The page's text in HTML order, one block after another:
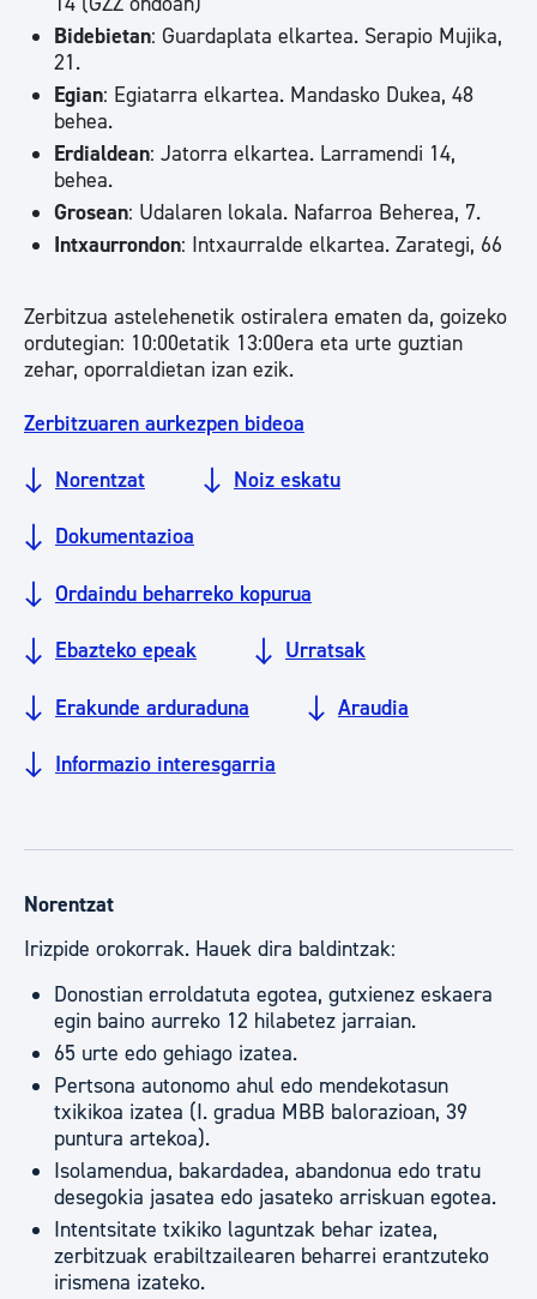
Bidebietan: Guardaplata elkartea. Serapio Mujika,
21.
Egian: Egiatarra elkartea. Mandasko Dukea, 48
behea.
Erdialdean: Jatorra elkartea. Larramendi 14,
behea.
Grosean: Udalaren lokala. Nafarroa Beherea, 7.
Intxaurrondon: Intxaurralde elkartea. Zarategi, 66
Zerbitzua astelehenetik ostiralera ematen da, goizeko
ordutegian: 10:00etatik 13:00era eta urte guztian
zehar, oporraldietan izan ezik.
Zerbitzuaren aurkezpen bideoa
Norentzat Noiz eskatu
Dokumentazioa
Ordaindu beharreko kopurua
Ebazteko epeak Urratsak
Erakunde arduraduna Araudia
Informazio interesgarria
Norentzat
Irizpide orokorrak. Hauek dira baldintzak:
Donostian erroldatuta egotea, gutxienez eskaera
egin baino aurreko 12 hilabetez jarraian.
65 urte edo gehiago izatea.
Pertsona autonomo ahul edo mendekotasun
txikikoa izatea (I. gradua MBB balorazioan, 39
puntura artekoa).
Isolamendua, bakardadea, abandonua edo tratu
desegokia jasatea edo jasateko arriskuan egotea.
Intentsitate txikiko laguntzak behar izatea,
zerbitzuak erabiltzailearen beharrei erantzuteko
irismena izateko.